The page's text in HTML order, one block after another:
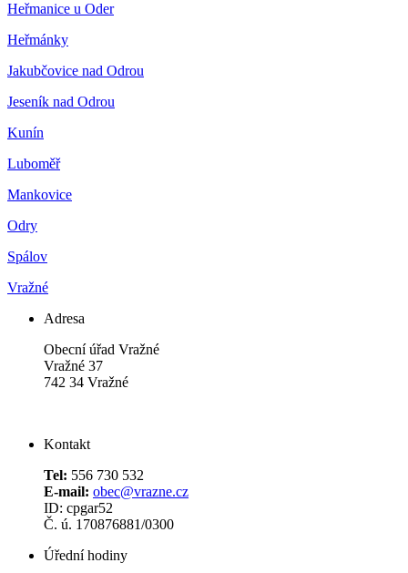
Heřmanice u Oder
Heřmánky
Jakubčovice nad Odrou
Jeseník nad Odrou
Kunín
Luboměř
Mankovice
Odry
Spálov
Vražné
Adresa
Obecní úřad Vražné
Vražné 37
742 34 Vražné
Kontakt
Tel: 556 730 532
E-mail: obec@vrazne.cz
ID: cpgar52
Č. ú. 170876881/0300
Úřední hodiny